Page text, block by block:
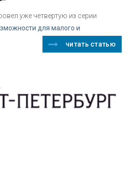
уже четвертую из серии
для малого и
читать статью